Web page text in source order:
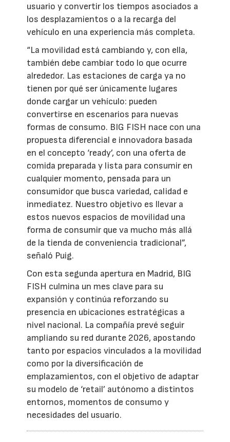
usuario y convertir los tiempos asociados a
los desplazamientos o a la recarga del
vehículo en una experiencia más completa.
“La movilidad está cambiando y, con ella,
también debe cambiar todo lo que ocurre
alrededor. Las estaciones de carga ya no
tienen por qué ser únicamente lugares
donde cargar un vehículo: pueden
convertirse en escenarios para nuevas
formas de consumo. BIG FISH nace con una
propuesta diferencial e innovadora basada
en el concepto ‘ready’, con una oferta de
comida preparada y lista para consumir en
cualquier momento, pensada para un
consumidor que busca variedad, calidad e
inmediatez. Nuestro objetivo es llevar a
estos nuevos espacios de movilidad una
forma de consumir que va mucho más allá
de la tienda de conveniencia tradicional”,
señaló Puig.
Con esta segunda apertura en Madrid, BIG
FISH culmina un mes clave para su
expansión y continúa reforzando su
presencia en ubicaciones estratégicas a
nivel nacional. La compañía prevé seguir
ampliando su red durante 2026, apostando
tanto por espacios vinculados a la movilidad
como por la diversificación de
emplazamientos, con el objetivo de adaptar
su modelo de ‘retail’ autónomo a distintos
entornos, momentos de consumo y
necesidades del usuario.